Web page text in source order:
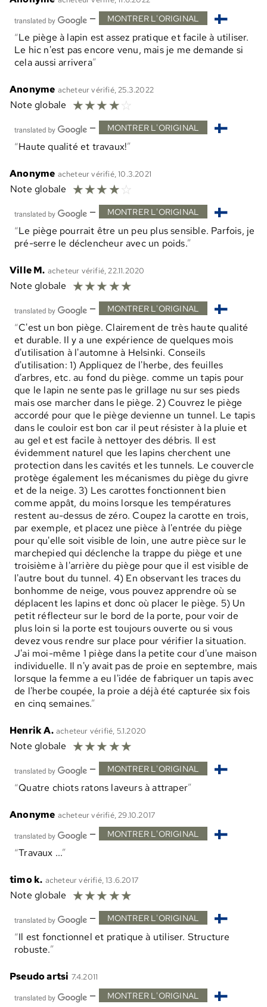
— MONTRER L'ORIGINAL
Le piège à lapin est assez pratique et facile à utiliser.
Le hic n'est pas encore venu, mais je me demande si
cela aussi arrivera
Anonyme acheteur vérifié, 25.3.2022
Note globale ☆☆☆☆☆
— MONTRER L'ORIGINAL
Haute qualité et travaux!
Anonyme acheteur vérifié, 10.3.2021
Note globale ☆☆☆☆☆
— MONTRER L'ORIGINAL
Le piège pourrait être un peu plus sensible. Parfois, je
pré-serre le déclencheur avec un poids.
Ville M. acheteur vérifié, 22.11.2020
Note globale ☆☆☆☆☆
— MONTRER L'ORIGINAL
C'est un bon piège. Clairement de très haute qualité
et durable. Il y a une expérience de quelques mois
d'utilisation à l'automne à Helsinki. Conseils
d'utilisation: 1) Appliquez de l'herbe, des feuilles
d'arbres, etc. au fond du piège. comme un tapis pour
que le lapin ne sente pas le grillage nu sur ses pieds
mais ose marcher dans le piège. 2) Couvrez le piège
accordé pour que le piège devienne un tunnel. Le tapis
dans le couloir est bon car il peut résister à la pluie et
au gel et est facile à nettoyer des débris. Il est
évidemment naturel que les lapins cherchent une
protection dans les cavités et les tunnels. Le couvercle
protège également les mécanismes du piège du givre
et de la neige. 3) Les carottes fonctionnent bien
comme appât, du moins lorsque les températures
restent au-dessus de zéro. Coupez la carotte en trois,
par exemple, et placez une pièce à l'entrée du piège
pour qu'elle soit visible de loin, une autre pièce sur le
marchepied qui déclenche la trappe du piège et une
troisième à l'arrière du piège pour que il est visible de
l'autre bout du tunnel. 4) En observant les traces du
bonhomme de neige, vous pouvez apprendre où se
déplacent les lapins et donc où placer le piège. 5) Un
petit réflecteur sur le bord de la porte, pour voir de
plus loin si la porte est toujours ouverte ou si vous
devez vous rendre sur place pour vérifier la situation.
J'ai moi-même 1 piège dans la petite cour d'une maison
individuelle. Il n'y avait pas de proie en septembre, mais
lorsque la femme a eu l'idée de fabriquer un tapis avec
de l'herbe coupée, la proie a déjà été capturée six fois
en cinq semaines.
Henrik A. acheteur vérifié, 5.1.2020
Note globale ☆☆☆☆☆
— MONTRER L'ORIGINAL
Quatre chiots ratons laveurs à attraper
Anonyme acheteur vérifié, 29.10.2017
— MONTRER L'ORIGINAL
Travaux ...
timo k. acheteur vérifié, 13.6.2017
Note globale ☆☆☆☆☆
— MONTRER L'ORIGINAL
Il est fonctionnel et pratique à utiliser. Structure
robuste.
Pseudo artsi 7.4.2011
— MONTRER L'ORIGINAL